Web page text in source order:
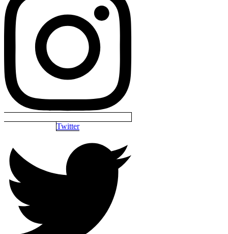
Twitter